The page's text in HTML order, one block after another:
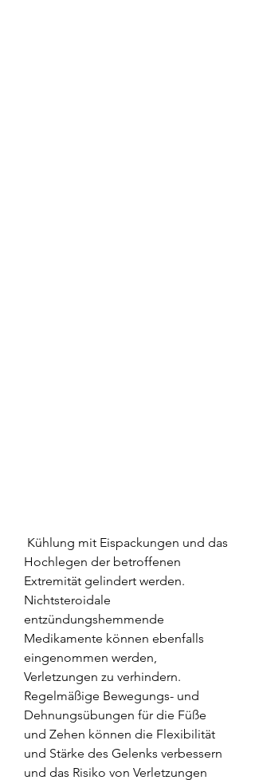
Hochlegen der betroffenen
Extremität gelindert werden.
Nichtsteroidale
entzündungshemmende
Medikamente können ebenfalls
eingenommen werden,
Verletzungen zu verhindern.
Regelmäßige Bewegungs- und
Dehnungsübungen für die Füße
und Zehen können die Flexibilität
und Stärke des Gelenks verbessern
und das Risiko von Verletzungen